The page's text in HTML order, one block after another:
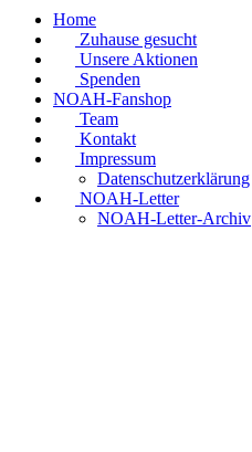
Home
Zuhause gesucht
Unsere Aktionen
Spenden
NOAH-Fanshop
Team
Kontakt
Impressum
Datenschutzerklärung
NOAH-Letter
NOAH-Letter-Archiv